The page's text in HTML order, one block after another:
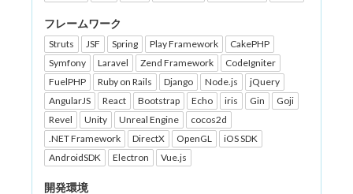
フレームワーク
Struts JSF Spring Play Framework
CakePHP
Symfony
Laravel Zend Framework
CodeIgniter
FuelPHP
Ruby on Rails Django Node.js
jQuery
AngularJS
React Bootstrap Echo iris Gin
Goji
Revel
Unity Unreal Engine
cocos2d
.NET Framework
DirectX OpenGL
iOS SDK
AndroidSDK
Electron Vue.js
開発環境